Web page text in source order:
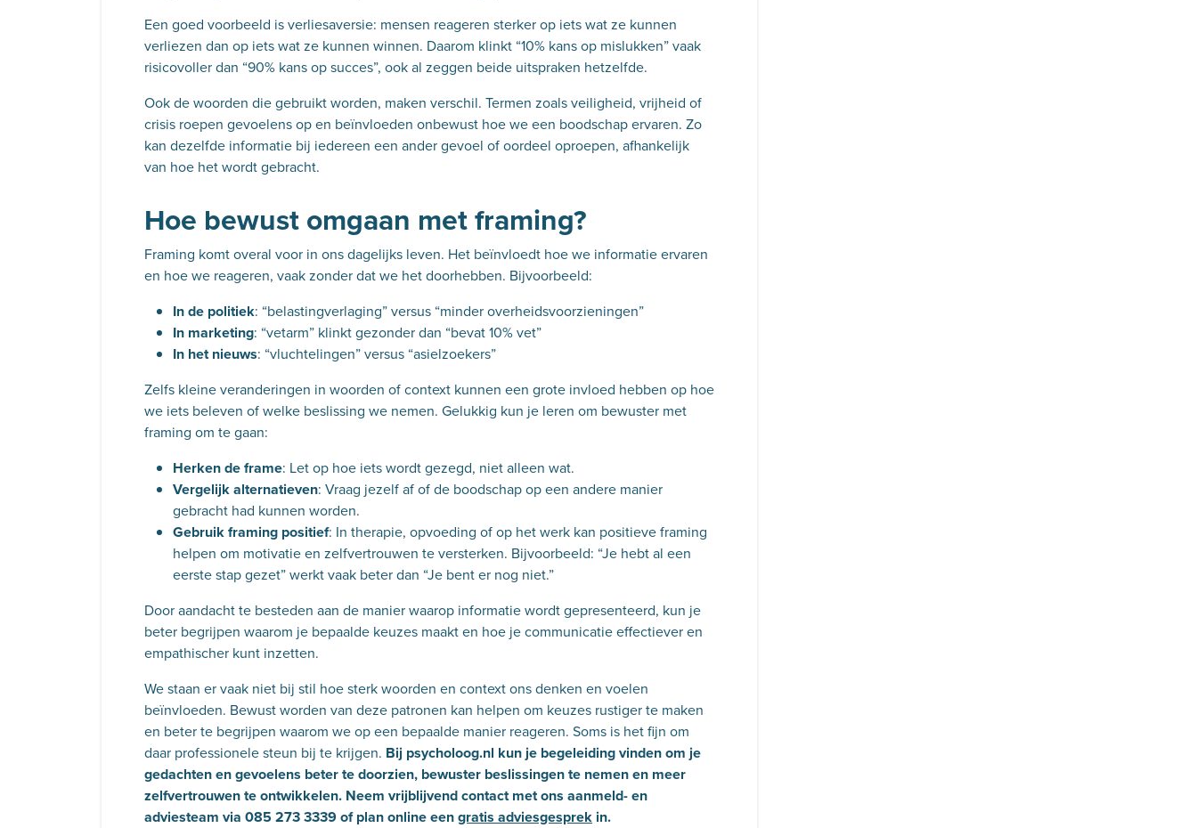
Een goed voorbeeld is verliesaversie: mensen reageren sterker op iets wat ze kunnen
verliezen dan op iets wat ze kunnen winnen. Daarom klinkt “10% kans op mislukken” vaak
risicovoller dan “90% kans op succes”, ook al zeggen beide uitspraken hetzelfde.
Ook de woorden die gebruikt worden, maken verschil. Termen zoals veiligheid, vrijheid of
crisis roepen gevoelens op en beïnvloeden onbewust hoe we een boodschap ervaren. Zo
kan dezelfde informatie bij iedereen een ander gevoel of oordeel oproepen, afhankelijk
van hoe het wordt gebracht.
Hoe bewust omgaan met framing?
Framing komt overal voor in ons dagelijks leven. Het beïnvloedt hoe we informatie ervaren
en hoe we reageren, vaak zonder dat we het doorhebben. Bijvoorbeeld:
In de politiek: “belastingverlaging” versus “minder overheidsvoorzieningen”
In marketing: “vetarm” klinkt gezonder dan “bevat 10% vet”
In het nieuws: “vluchtelingen” versus “asielzoekers”
Zelfs kleine veranderingen in woorden of context kunnen een grote invloed hebben op hoe
we iets beleven of welke beslissing we nemen. Gelukkig kun je leren om bewuster met
framing om te gaan:
Herken de frame: Let op hoe iets wordt gezegd, niet alleen wat.
Vergelijk alternatieven: Vraag jezelf af of de boodschap op een andere manier
gebracht had kunnen worden.
Gebruik framing positief: In therapie, opvoeding of op het werk kan positieve framing
helpen om motivatie en zelfvertrouwen te versterken. Bijvoorbeeld: “Je hebt al een
eerste stap gezet” werkt vaak beter dan “Je bent er nog niet.”
Door aandacht te besteden aan de manier waarop informatie wordt gepresenteerd, kun je
beter begrijpen waarom je bepaalde keuzes maakt en hoe je communicatie effectiever en
empathischer kunt inzetten.
We staan er vaak niet bij stil hoe sterk woorden en context ons denken en voelen
beïnvloeden. Bewust worden van deze patronen kan helpen om keuzes rustiger te maken
en beter te begrijpen waarom we op een bepaalde manier reageren. Soms is het fijn om
daar professionele steun bij te krijgen. Bij psycholoog.nl kun je begeleiding vinden om je
gedachten en gevoelens beter te doorzien, bewuster beslissingen te nemen en meer
zelfvertrouwen te ontwikkelen. Neem vrijblijvend contact met ons aanmeld- en
adviesteam via 085 273 3339 of plan online eengratis adviesgesprek in.